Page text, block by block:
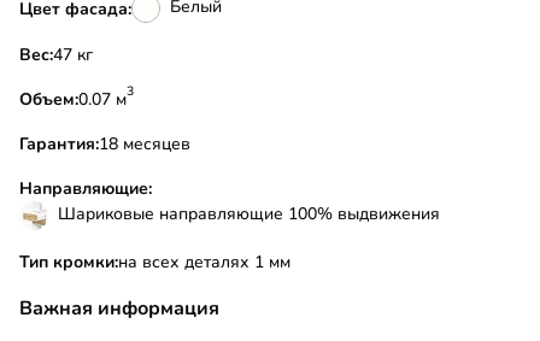
Цвет фасада: Белый
Вес:
47 кг
Объем:
0.07 м3
Гарантия:18 месяцев
Направляющие:
Шариковые направляющие 100% выдвижения
Тип кромки:на всех деталях 1 мм
Важная информация